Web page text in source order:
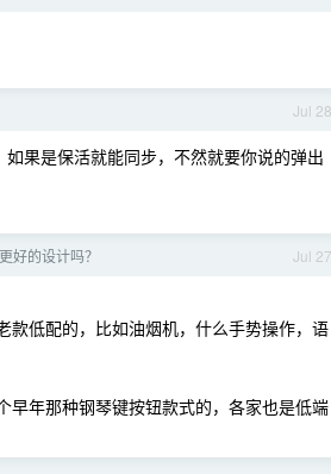
Jul 28
果是保活就能同步，不然就要你说的弹出
Jul 27
好的设计吗？
款低配的，比如油烟机，什么手势操作，语
早年那种钢琴键按钮款式的，各家也是低端